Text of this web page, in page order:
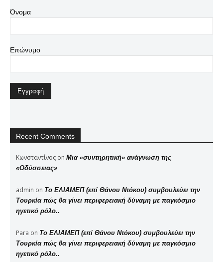
Όνομα
Επώνυμο
Recent Comments
Κωνσταντίνος on Μια «συντηρητική» ανάγνωση της
«Οδύσσειας»
admin on Το ΕΛΙΑΜΕΠ (επί Θάνου Ντόκου) συμβουλεύει την
Τουρκία πώς θα γίνει περιφερειακή δύναμη με παγκόσμιο
ηγετικό ρόλο..
Para on Το ΕΛΙΑΜΕΠ (επί Θάνου Ντόκου) συμβουλεύει την
Τουρκία πώς θα γίνει περιφερειακή δύναμη με παγκόσμιο
ηγετικό ρόλο..